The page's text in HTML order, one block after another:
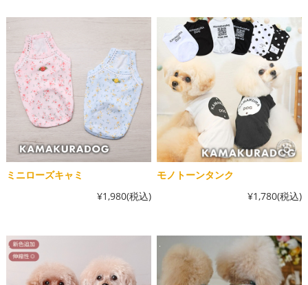
ミニローズキャミ
¥1,980(税込)
モノトーンタンク
¥1,780(税込)